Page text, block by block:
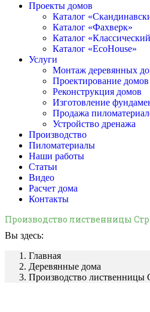
Проекты домов
Каталог
Каталог «Фахверк»
Каталог
Каталог «EcoHouse»
Услуги
Монтаж деревянных
Проектирование домов
Реконструкция домов
Изготовление
Продажа
Устройство дренажа
Производство
Пиломатериалы
Наши работы
Статьи
Видео
Расчет дома
Контакты
Производство лиственницы
Вы здесь:
Главная
Деревянные дома
Производство лиственницы